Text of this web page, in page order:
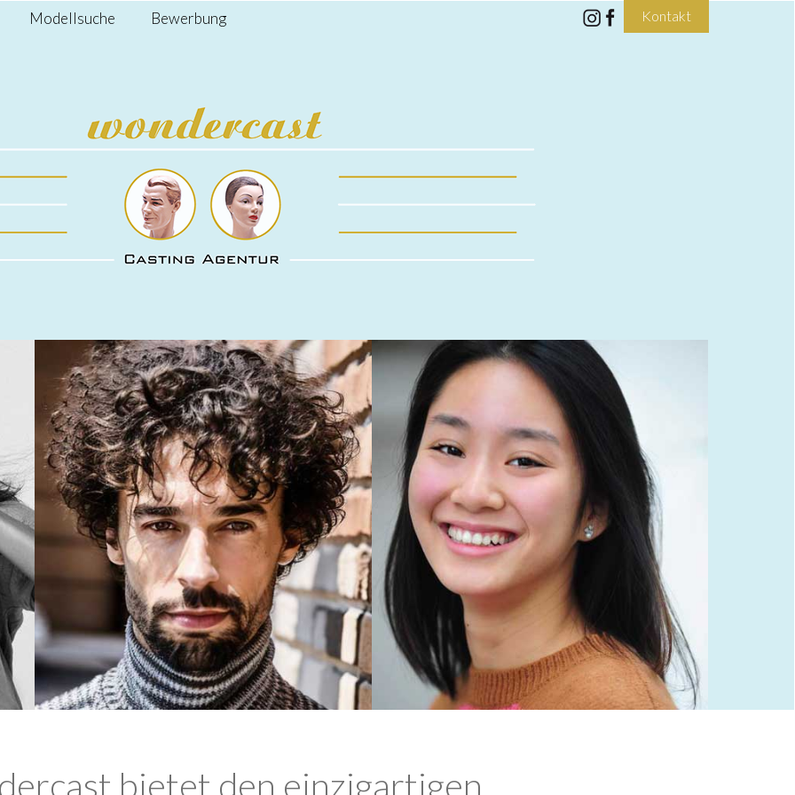
Modellsuche Bewerbung Kontakt
bietet den einzigartigen